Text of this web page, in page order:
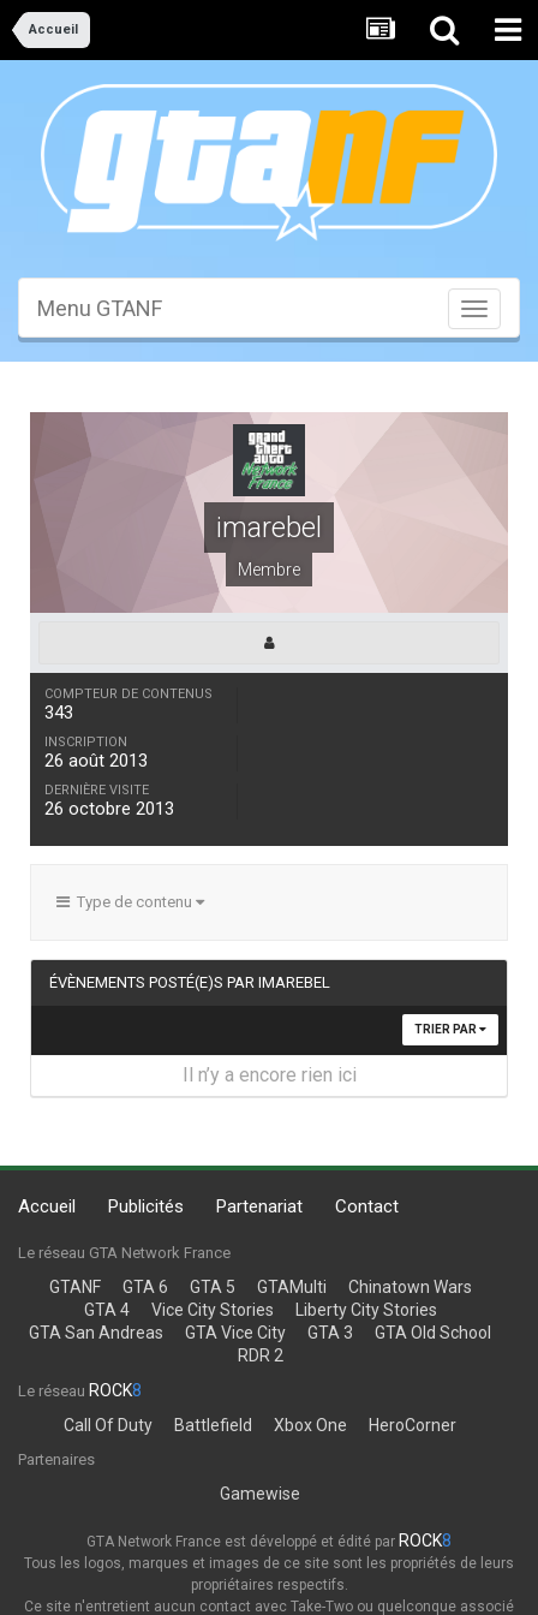
Accueil
Toggle
Menu GTANF
imarebel
Membre
COMPTEUR DE CONTENUS
343
INSCRIPTION
26 août 2013
DERNIÈRE VISITE
26 octobre 2013
Type de contenu
ÉVÈNEMENTS POSTÉ(E)S PAR IMAREBEL
TRIER PAR
Il n’y a encore rien ici
Accueil Publicités Partenariat Contact
Le réseau GTA Network France
GTANF GTA 6 GTA 5 GTAMulti
Chinatown Wars
GTA 4
Vice City Stories
Liberty City Stories
GTA San Andreas
GTA Vice City GTA 3
GTA Old School
RDR 2
Le réseau ROCK8
Call Of Duty
Battlefield Xbox One HeroCorner
Partenaires
Gamewise
GTA Network France est développé et édité par ROCK8
Tous les logos, marques et images de ce site sont les propriétés de leurs
propriétaires respectifs.
Ce site n'entretient aucun contact avec Take-Two ou quelconque associé